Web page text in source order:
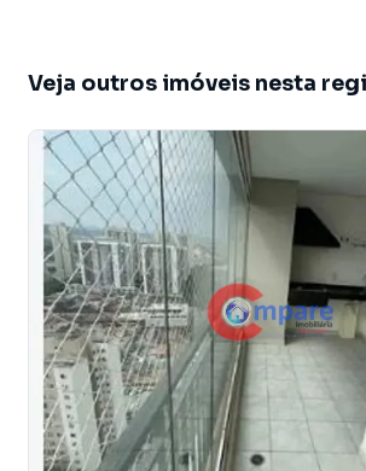
Veja outros imóveis nesta